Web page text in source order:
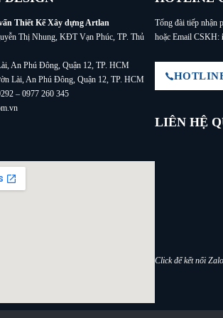
Thiết Kế Xây dựng Artlan
Thị Nhung, KĐT Vạn Phúc, TP. Thủ
An Phú Đông, Quận 12, TP. HCM
Lài, An Phú Đông, Quận 12, TP. HCM
– 0977 260 345
Tổng đài tiếp nhận
hoặc Email CSKH:
LIÊN HỆ
Click để kết nối